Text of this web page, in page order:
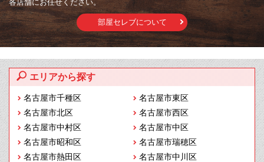
各店舗にお任せください。
部屋セレブについて
エリアから探す
名古屋市千種区
名古屋市東区
名古屋市北区
名古屋市西区
名古屋市中村区
名古屋市中区
名古屋市昭和区
名古屋市瑞穂区
名古屋市熱田区
名古屋市中川区